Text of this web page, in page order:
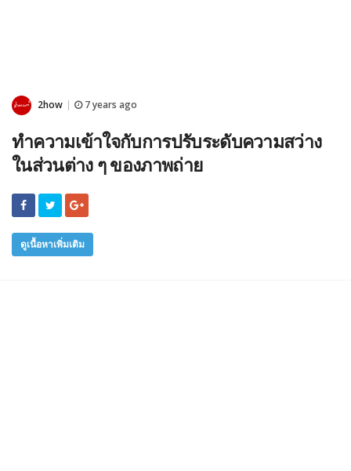
2how 7 years ago
ทำความเข้าใจกับการปรับระดับความสว่าง
ในส่วนต่าง ๆ ของภาพถ่าย
ดูเนื้อหาเพิ่มเติม